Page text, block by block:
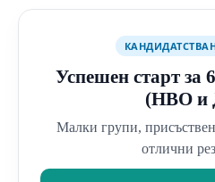
Успешен старт за
(НВО и
Малки групи,
отлични